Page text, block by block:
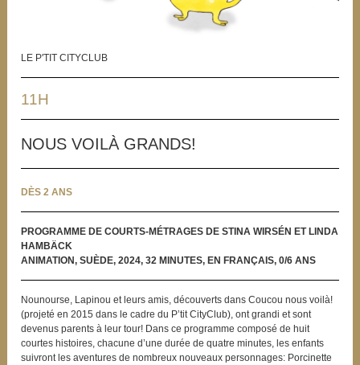
LE P'TIT CITYCLUB
11H
NOUS VOILÀ GRANDS!
DÈS 2 ANS
PROGRAMME DE COURTS-MÉTRAGES DE STINA WIRSÉN ET LINDA
HAMBÄCK
ANIMATION, SUÈDE, 2024, 32 MINUTES, EN FRANÇAIS, 0/6 ANS
Nounourse, Lapinou et leurs amis, découverts dans Coucou nous voilà!
(projeté en 2015 dans le cadre du P’tit CityClub), ont grandi et sont
devenus parents à leur tour! Dans ce programme composé de huit
courtes histoires, chacune d’une durée de quatre minutes, les enfants
suivront les aventures de nombreux nouveaux personnages: Porcinette